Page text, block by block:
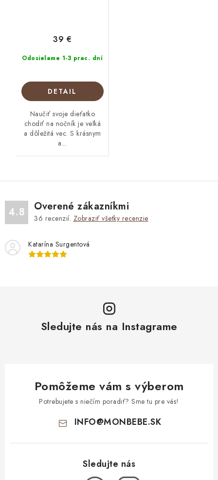
Odosielame 1-3 prac. dní
39 €
DETAIL
Naučiť svoje dieťatko
chodiť na nočník je veľká
a dôležitá vec. S krásnym
a...
4.8 Overené zákazníkmi
36 recenzií. Zobraziť všetky recenzie
Katarína Surgentová
Sledujte nás na Instagrame
Pomôžeme vám s výberom
Potrebujete s niečím poradiť? Sme tu pre vás!
INFO@MONBEBE.SK